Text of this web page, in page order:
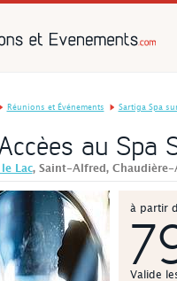
Réunions et Événements Sartiga Spa
au Spa
Lac, Saint-Alfred, Chaudière-
à partir
Valide